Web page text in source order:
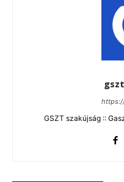
GSZT szakújság ::